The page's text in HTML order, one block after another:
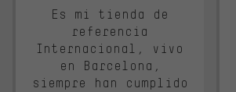
Es mi tienda de
referencia
Internacional, vivo
en Barcelona,
siempre han cumplido